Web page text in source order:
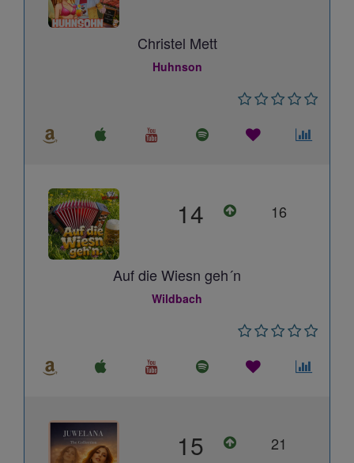
Christel Mett
Huhnson
14 16
Auf die Wiesn geh´n
Wildbach
15 21